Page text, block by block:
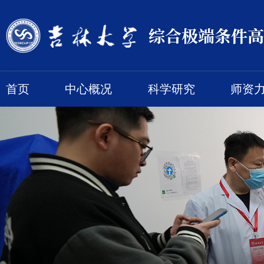
首页 中心概况 科学研究 师资